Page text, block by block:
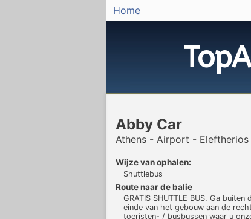
Home
Abby Car
Athens - Airport - Eleftherios
Wijze van ophalen:
Shuttlebus
Route naar de balie
GRATIS SHUTTLE BUS. Ga
einde van het gebouw aan de
toeristen- / busbussen waar u